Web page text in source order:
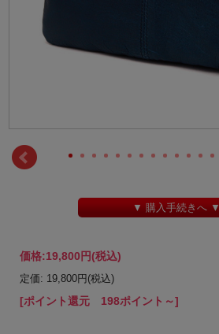
▼ 購入手続きへ ▼
価格:19,800円(税込)
定価: 19,800円(税込)
[ポイント還元 198ポイント～]